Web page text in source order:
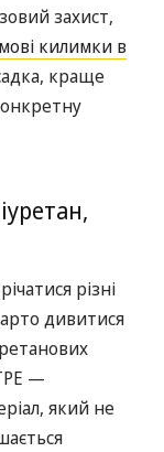
захист,
килимки в
краще
різні
дивитися
—
який не